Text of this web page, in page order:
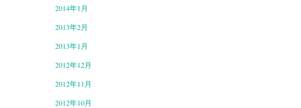
2014年1月
2013年2月
2013年1月
2012年12月
2012年11月
2012年10月